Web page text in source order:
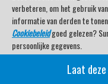
verbeteren, om het gebruik
informatie van derden te
Cookiebeleidgoed gelezen?
persoonlijke gegevens.
Veel kijkplezier metLaat